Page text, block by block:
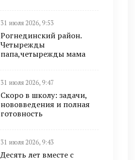
31 июля 2026, 9:53
Рогнединский район.
Четырежды
папа,четырежды мама
31 июля 2026, 9:47
Скоро в школу: задачи,
нововведения и полная
готовность
31 июля 2026, 9:43
Десять лет вместе с